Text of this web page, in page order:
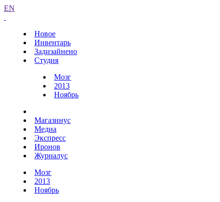
EN
Новое
Инвентарь
Задизайнено
Студия
Мозг
2013
Ноябрь
Магазинус
Медиа
Экспресс
Иронов
Журналус
Мозг
2013
Ноябрь